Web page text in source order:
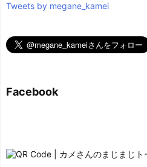
Tweets by megane_kamei
Facebook